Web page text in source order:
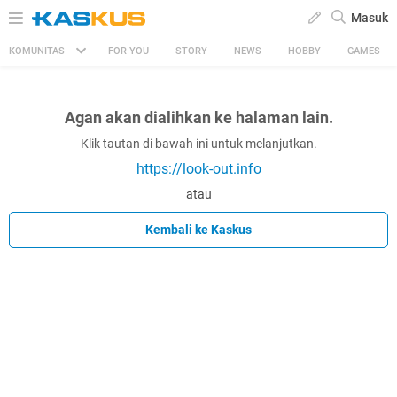
Masuk
KOMUNITAS FOR YOU STORY NEWS HOBBY GAMES
Agan akan dialihkan ke halaman lain.
Klik tautan di bawah ini untuk melanjutkan.
https://look-out.info
atau
Kembali ke Kaskus